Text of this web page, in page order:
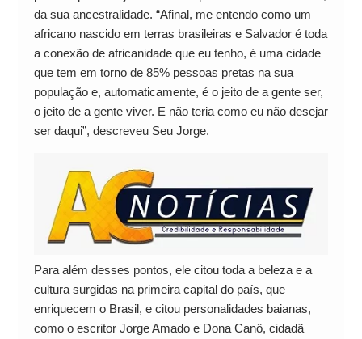
da sua ancestralidade. “Afinal, me entendo como um
africano nascido em terras brasileiras e Salvador é toda
a conexão de africanidade que eu tenho, é uma cidade
que tem em torno de 85% pessoas pretas na sua
população e, automaticamente, é o jeito de a gente ser,
o jeito de a gente viver. E não teria como eu não desejar
ser daqui”, descreveu Seu Jorge.
Para além desses pontos, ele citou toda a beleza e a
cultura surgidas na primeira capital do país, que
enriquecem o Brasil, e citou personalidades baianas,
como o escritor Jorge Amado e Dona Canô, cidadã